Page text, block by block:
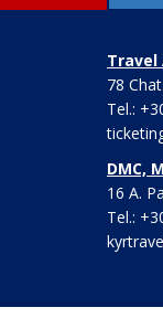
Travel
78
Tel.:
DMC,
16 A.
Tel.: